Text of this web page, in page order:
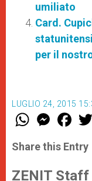
umiliato
Card.
per il
LUGLIO 24, 2015
W
t
s
p
M
e
s
e
g
F
a
e
b
o
Share this Entry
ZENIT Staff